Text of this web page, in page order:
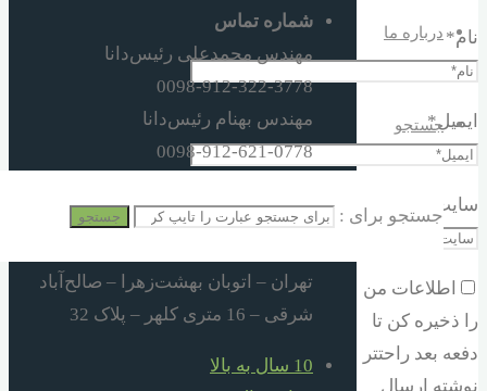
درباره ما
جستجو
جستجو برای : جستجو
نام*
ایمیل*
سایت
اطلاعات من
را ذخیره کن تا
دفعه بعد راحتتر
نوشته ارسال
شماره تماس
مهندس محمدعلی رئیس‌دانا
0098-912-322-3778
مهندس بهنام رئیس‌دانا
0098-912-621-0778
0098-21-551-02248
تهران – اتوبان بهشت‌زهرا – صالح‌آباد
شرقی – 16 متری کلهر – پلاک 32
10 سال به بالا